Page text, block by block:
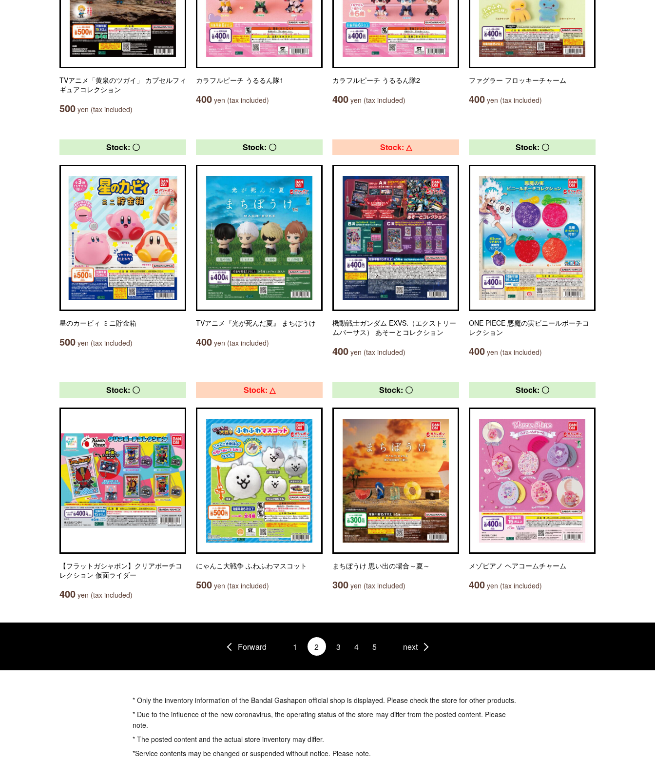
TVアニメ「黄泉のツガイ」 カプセルフィ
ギュアコレクション
500 yen (tax included)
カラフルピーチ うるるん隊1
400 yen (tax included)
カラフルピーチ うるるん隊2
400 yen (tax included)
ファグラー フロッキーチャーム
400 yen (tax included)
Stock: 〇
星のカービィ ミニ貯金箱
500 yen (tax included)
Stock: 〇
TVアニメ『光が死んだ夏』 まちぼうけ
400 yen (tax included)
Stock: △
機動戦士ガンダム EXVS.（エクストリー
ムバーサス） あそーとコレクション
400 yen (tax included)
Stock: 〇
ONE PIECE 悪魔の実ビニールポーチコ
レクション
400 yen (tax included)
Stock: 〇
【フラットガシャポン】クリアポーチコ
レクション 仮面ライダー
400 yen (tax included)
Stock: △
にゃんこ大戦争 ふわふわマスコット
500 yen (tax included)
Stock: 〇
まちぼうけ 思い出の場合～夏～
300 yen (tax included)
Stock: 〇
メゾピアノ ヘアコームチャーム
400 yen (tax included)
Forward 1 2 3 4 5 next
* Only the inventory information of the Bandai Gashapon official shop is displayed. Please check the store for other products.
* Due to the influence of the new coronavirus, the operating status of the store may differ from the posted content. Please
note.
* The posted content and the actual store inventory may differ.
*Service contents may be changed or suspended without notice. Please note.